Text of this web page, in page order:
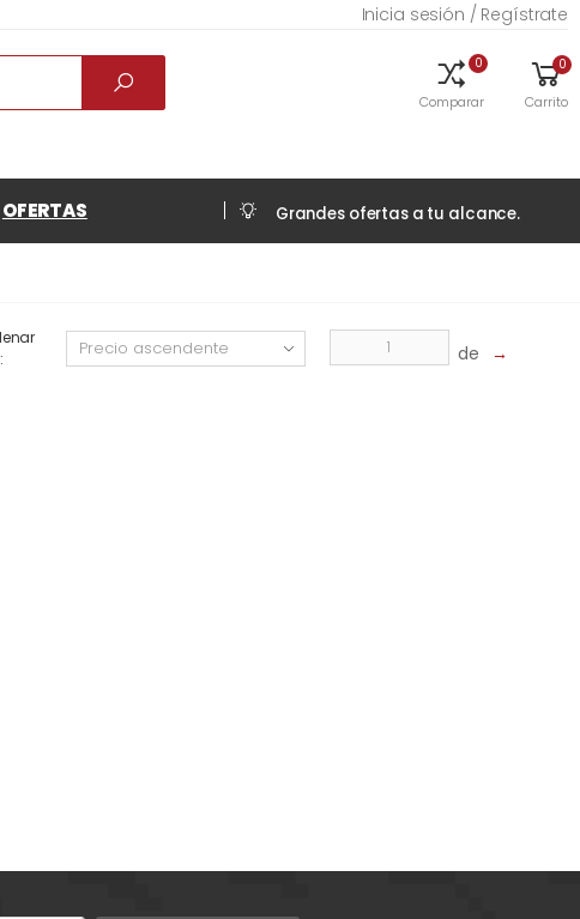
Inicia sesión / Regístrate
0
Comparar
0
Carrito
OFERTAS Grandes ofertas a tu alcance.
de →